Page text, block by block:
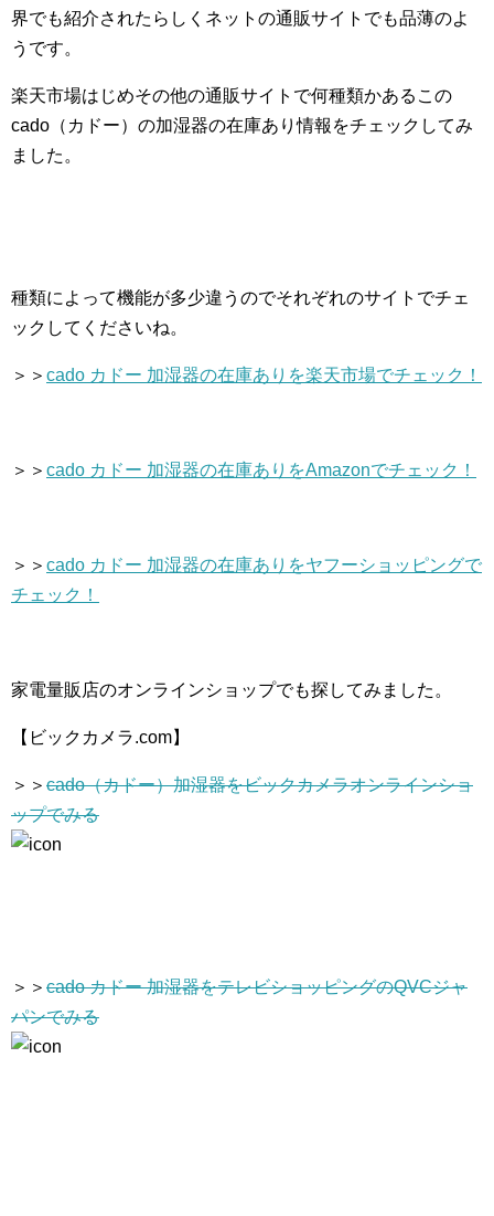
界でも紹介されたらしくネットの通販サイトでも品薄のよ
うです。
楽天市場はじめその他の通販サイトで何種類かあるこの
cado（カドー）の加湿器の在庫あり情報をチェックしてみ
ました。
種類によって機能が多少違うのでそれぞれのサイトでチェ
ックしてくださいね。
＞＞ cado カドー 加湿器の在庫ありを楽天市場でチェック！
＞＞ cado カドー 加湿器の在庫ありをAmazonでチェック！
＞＞ cado カドー 加湿器の在庫ありをヤフーショッピングで
チェック！
家電量販店のオンラインショップでも探してみました。
【ビックカメラ.com】
＞＞ cado（カドー）加湿器をビックカメラオンラインショ
ップでみる
＞＞ cado カドー 加湿器をテレビショッピングのQVCジャ
パンでみる